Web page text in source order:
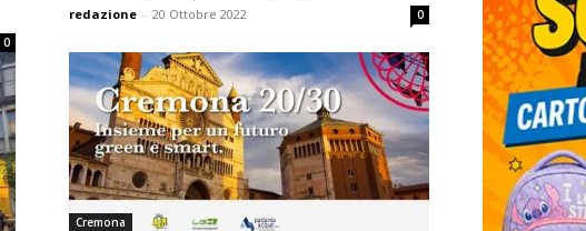
0
redazione - 20 Ottobre 2022 0
Cremona